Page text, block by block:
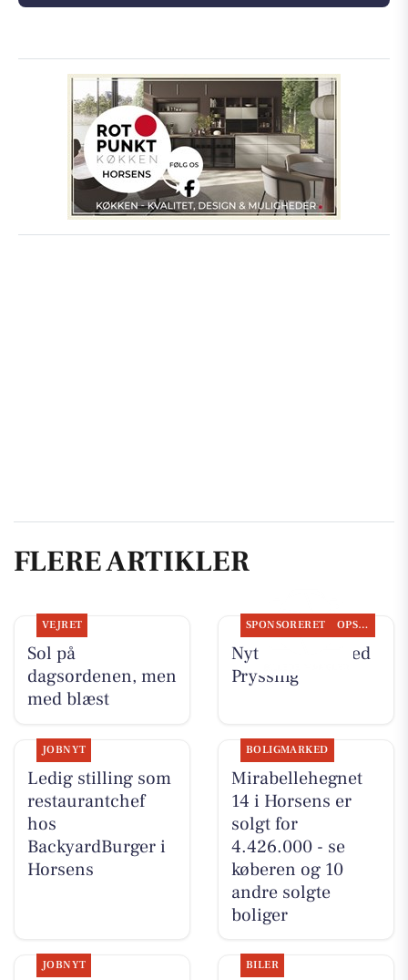
FLERE ARTIKLER
VEJRET
Sol på
dagsordenen, men
med blæst
SPONSORERET OPSLAGSTAVLEN
Nyt fra Guldsmed
Pryssing
JOBNYT
Ledig stilling som
restaurantchef
hos
BackyardBurger i
Horsens
BOLIGMARKED
Mirabellehegnet
14 i Horsens er
solgt for
4.426.000 - se
køberen og 10
andre solgte
boliger
JOBNYT BILER